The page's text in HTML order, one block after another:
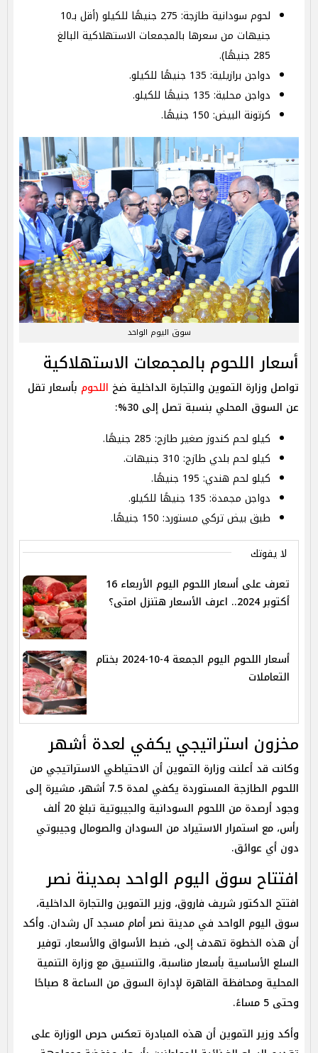
لحوم سودانية طازجة: 275 جنيهًا للكيلو (أقل بـ10
جنيهات من سعرها بالمجمعات الاستهلاكية البالغ
285 جنيهًا).
دواجن برازيلية: 135 جنيهًا للكيلو.
دواجن محلية: 135 جنيهًا للكيلو.
كرتونة البيض: 150 جنيهًا.
سوق اليوم الواحد
أسعار اللحوم بالمجمعات الاستهلاكية
تواصل وزارة التموين والتجارة الداخلية ضخ اللحوم بأسعار تقل
عن السوق المحلي بنسبة تصل إلى 30%:
كيلو لحم كندوز صغير طازج: 285 جنيهًا.
كيلو لحم بلدي طازج: 310 جنيهات.
كيلو لحم هندي: 195 جنيهًا.
دواجن مجمدة: 135 جنيهًا للكيلو.
طبق بيض تركي مستورد: 150 جنيهًا.
لا يفوتك
تعرف على أسعار اللحوم اليوم الأربعاء 16
أكتوبر 2024.. اعرف الأسعار هتنزل امتى؟
أسعار اللحوم اليوم الجمعة 4-10-2024 بختام
التعاملات
مخزون استراتيجي يكفي لعدة أشهر
وكانت قد أعلنت وزارة التموين أن الاحتياطي الاستراتيجي من
اللحوم الطازجة المستوردة يكفي لمدة 7.5 أشهر، مشيرة إلى
وجود أرصدة من اللحوم السودانية والجيبوتية تبلغ 20 ألف
رأس، مع استمرار الاستيراد من السودان والصومال وجيبوتي
دون أي عوائق.
افتتاح سوق اليوم الواحد بمدينة نصر
افتتح الدكتور شريف فاروق، وزير التموين والتجارة الداخلية،
سوق اليوم الواحد في مدينة نصر أمام مسجد آل رشدان. وأكد
أن هذه الخطوة تهدف إلى، ضبط الأسواق والأسعار، توفير
السلع الأساسية بأسعار مناسبة، والتنسيق مع وزارة التنمية
المحلية ومحافظة القاهرة لإدارة السوق من الساعة 8 صباحًا
وحتى 5 مساءً.
وأكد وزير التموين أن هذه المبادرة تعكس حرص الوزارة على